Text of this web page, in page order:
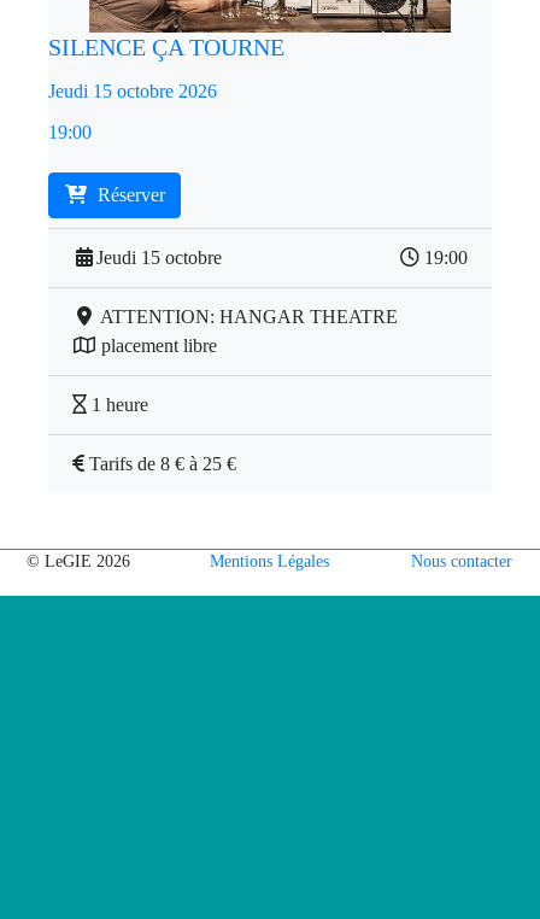
SILENCE ÇA TOURNE
Jeudi 15 octobre 2026
19:00
Réserver
Jeudi 15 octobre 19:00
ATTENTION: HANGAR THEATRE
placement libre
1 heure
Tarifs de 8 € à 25 €
© LeGIE 2026 Mentions Légales Nous contacter